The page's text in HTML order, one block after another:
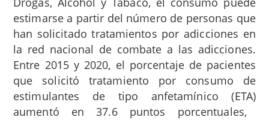
estimarse a partir del número de personas que
han solicitado tratamientos por adicciones en
la red nacional de combate a las adicciones.
Entre 2015 y 2020, el porcentaje de pacientes
que solicitó tratamiento por consumo de
estimulantes de tipo anfetamínico (ETA)
aumentó en 37.6 puntos porcentuales,